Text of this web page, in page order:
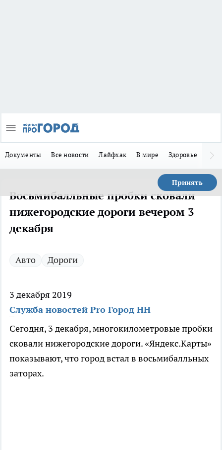
Документы Все новости Лайфхак В мире Здоровье
Принять
Восьмибалльные пробки сковали
нижегородские дороги вечером 3
декабря
Авто Дороги
3 декабря 2019
Служба новостей Pro Город НН
Сегодня, 3 декабря, многокилометровые пробки
сковали нижегородские дороги. «Яндекс.Карты»
показывают, что город встал в восьмибалльных
заторах.